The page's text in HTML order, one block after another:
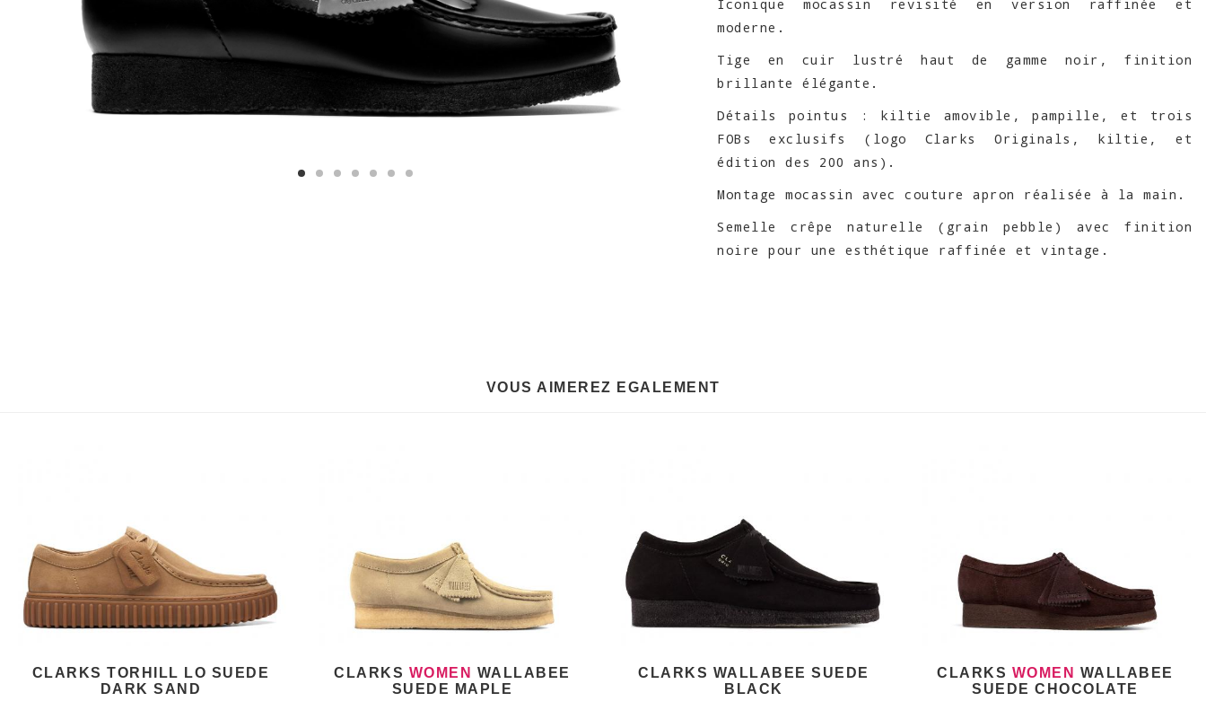
Iconique mocassin revisité en version raffinée et
moderne.
Tige en cuir lustré haut de gamme noir, finition
brillante élégante.
Détails pointus : kiltie amovible, pampille, et trois
FOBs exclusifs (logo Clarks Originals, kiltie, et
édition des 200 ans).
Montage mocassin avec couture apron réalisée à la main.
Semelle crêpe naturelle (grain pebble) avec finition
noire pour une esthétique raffinée et vintage.
VOUS AIMEREZ EGALEMENT
CLARKS TORHILL LO SUEDE
DARK SAND
CLARKS WOMEN WALLABEE
SUEDE MAPLE
CLARKS WALLABEE SUEDE
BLACK
CLARKS WOMEN WALLABEE
SUEDE CHOCOLATE